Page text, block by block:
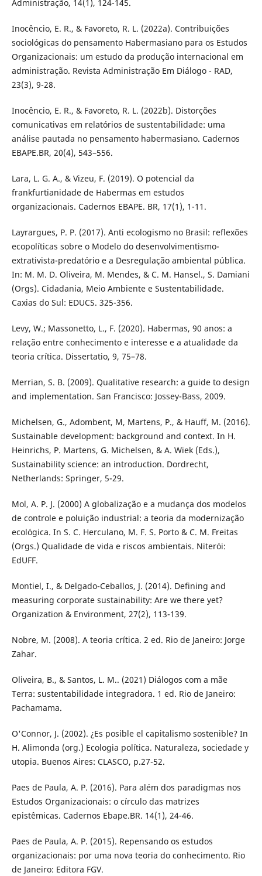
Administração, 14(1), 124-145.
Inocêncio, E. R., & Favoreto, R. L. (2022a). Contribuições
sociológicas do pensamento Habermasiano para os Estudos
Organizacionais: um estudo da produção internacional em
administração. Revista Administração Em Diálogo - RAD,
23(3), 9-28.
Inocêncio, E. R., & Favoreto, R. L. (2022b). Distorções
comunicativas em relatórios de sustentabilidade: uma
análise pautada no pensamento habermasiano. Cadernos
EBAPE.BR, 20(4), 543–556.
Lara, L. G. A., & Vizeu, F. (2019). O potencial da
frankfurtianidade de Habermas em estudos
organizacionais. Cadernos EBAPE. BR, 17(1), 1-11.
Layrargues, P. P. (2017). Anti ecologismo no Brasil: reflexões
ecopolíticas sobre o Modelo do desenvolvimentismo-
extrativista-predatório e a Desregulação ambiental pública.
In: M. M. D. Oliveira, M. Mendes, & C. M. Hansel., S. Damiani
(Orgs). Cidadania, Meio Ambiente e Sustentabilidade.
Caxias do Sul: EDUCS. 325-356.
Levy, W.; Massonetto, L., F. (2020). Habermas, 90 anos: a
relação entre conhecimento e interesse e a atualidade da
teoria crítica. Dissertatio, 9, 75–78.
Merrian, S. B. (2009). Qualitative research: a guide to design
and implementation. San Francisco: Jossey-Bass, 2009.
Michelsen, G., Adombent, M, Martens, P., & Hauff, M. (2016).
Sustainable development: background and context. In H.
Heinrichs, P. Martens, G. Michelsen, & A. Wiek (Eds.),
Sustainability science: an introduction. Dordrecht,
Netherlands: Springer, 5-29.
Mol, A. P. J. (2000) A globalização e a mudança dos modelos
de controle e poluição industrial: a teoria da modernização
ecológica. In S. C. Herculano, M. F. S. Porto & C. M. Freitas
(Orgs.) Qualidade de vida e riscos ambientais. Niterói:
EdUFF.
Montiel, I., & Delgado-Ceballos, J. (2014). Defining and
measuring corporate sustainability: Are we there yet?
Organization & Environment, 27(2), 113-139.
Nobre, M. (2008). A teoria crítica. 2 ed. Rio de Janeiro: Jorge
Zahar.
Oliveira, B., & Santos, L. M.. (2021) Diálogos com a mãe
Terra: sustentabilidade integradora. 1 ed. Rio de Janeiro:
Pachamama.
O'Connor, J. (2002). ¿Es posible el capitalismo sostenible? In
H. Alimonda (org.) Ecologia política. Naturaleza, sociedade y
utopia. Buenos Aires: CLASCO, p.27-52.
Paes de Paula, A. P. (2016). Para além dos paradigmas nos
Estudos Organizacionais: o círculo das matrizes
epistêmicas. Cadernos Ebape.BR. 14(1), 24-46.
Paes de Paula, A. P. (2015). Repensando os estudos
organizacionais: por uma nova teoria do conhecimento. Rio
de Janeiro: Editora FGV.